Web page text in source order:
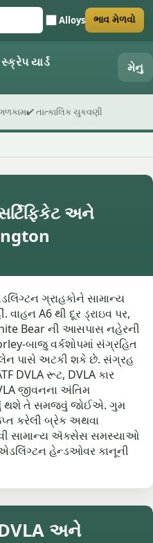
નંબર Alloys
કરો ભાવ મેળવો
યાર્ડ મેનુ
✔ તાત્કાલિક ચુકવણી
અને
ગ્રાહકોને સામાન્ય
વાહન A6 થી દૂર ડ્રાઇવ પર,
Bear ની આસપાસ નહેરની
બાજુ વર્કશોપમાં સંગ્રહિત
પાસે અટકી શકે છે. સંગ્રહ
DVLA રૂટ, DVLA કાર
જીવનના અંતિમ
શું થશે તે સમજવું જોઈએ. ગુમ
કરેલી બ્રેક અથવા
સામાન્ય ઍક્સેસ સમસ્યાઓ
હેન્ડઓવર કાનૂની
DVLA અને